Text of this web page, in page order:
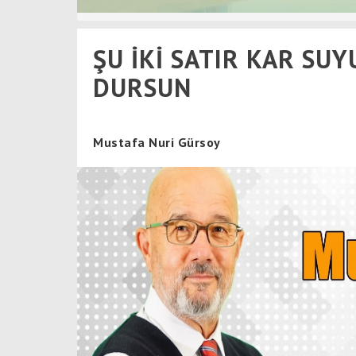
ŞU İKİ SATIR KAR
DURSUN
Mustafa Nuri Gürsoy